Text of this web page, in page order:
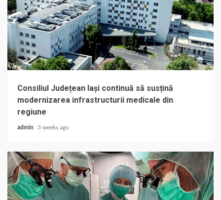
Consiliul Județean Iași continuă să susțină
modernizarea infrastructurii medicale din
regiune
admin 3 weeks ago